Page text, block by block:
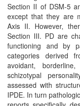
Section II of DSM-5
except that they are
Axis II. However,
Section III. PD are
functioning and by
categories derived
avoidant,
schizotypal
assessed with
IPDE. In turn